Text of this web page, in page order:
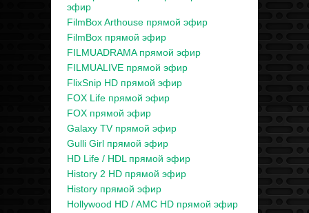
эфир
FilmBox Arthouse прямой эфир
FilmBox прямой эфир
FILMUADRAMA прямой эфир
FILMUALIVE прямой эфир
FlixSnip HD прямой эфир
FOX Life прямой эфир
FOX прямой эфир
Galaxy TV прямой эфир
Gulli Girl прямой эфир
HD Life / HDL прямой эфир
History 2 HD прямой эфир
History прямой эфир
Hollywood HD / AMC HD прямой эфир